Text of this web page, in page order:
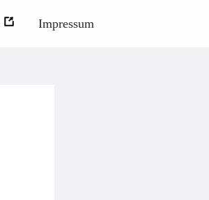
Impressum